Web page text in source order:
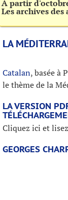
À partir
Les archives
LA
Catalan, basée à
le thème de la
LA VERSION
Cliquez ici et
GEORGES